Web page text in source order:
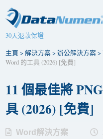
30天退款保證
主頁 >解決方案>辦公解決方案>
Word 的工具 (2026) [免費]
11 個最佳將
具 (2026) [免費]
Word解決方案